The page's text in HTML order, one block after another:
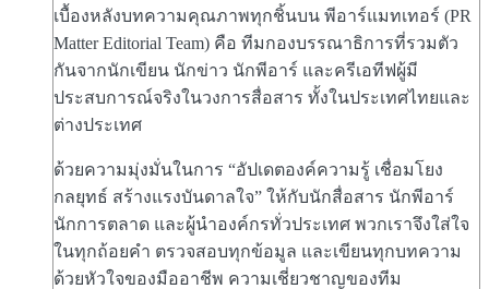
เบื้องหลังบทความคุณภาพทุกชิ้นบน พีอาร์แมทเทอร์ (PR
Matter Editorial Team) คือ ทีมกองบรรณาธิการที่รวมตัว
กันจากนักเขียน นักข่าว นักพีอาร์ และครีเอทีฟผู้มี
ประสบการณ์จริงในวงการสื่อสาร ทั้งในประเทศไทยและ
ต่างประเทศ
ด้วยความมุ่งมั่นในการ “อัปเดตองค์ความรู้ เชื่อมโยง
กลยุทธ์ สร้างแรงบันดาลใจ” ให้กับนักสื่อสาร นักพีอาร์
นักการตลาด และผู้นำองค์กรทั่วประเทศ พวกเราจึงใส่ใจ
ในทุกถ้อยคำ ตรวจสอบทุกข้อมูล และเขียนทุกบทความ
ด้วยหัวใจของมืออาชีพ ความเชี่ยวชาญของทีม